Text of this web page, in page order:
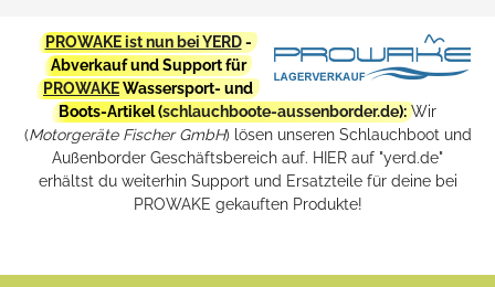
PROWAKE ist nun bei YERD-
Abverkauf und Support für
PROWAKEWassersport- und
Boots-Artikel (schlauchboote-aussenborder.de): Wir
(Motorgeräte Fischer GmbH) lösen unseren Schlauchboot und
Außenborder Geschäftsbereich auf. HIER auf "yerd.de"
erhältst du weiterhin Support und Ersatzteile für deine bei
PROWAKE gekauften Produkte!